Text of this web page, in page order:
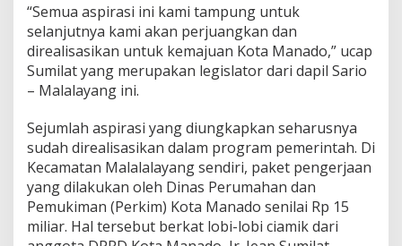
“Semua aspirasi ini kami tampung untuk
selanjutnya kami akan perjuangkan dan
direalisasikan untuk kemajuan Kota Manado,” ucap
Sumilat yang merupakan legislator dari dapil Sario
– Malalayang ini.
Sejumlah aspirasi yang diungkapkan seharusnya
sudah direalisasikan dalam program pemerintah. Di
Kecamatan Malalalayang sendiri, paket pengerjaan
yang dilakukan oleh Dinas Perumahan dan
Pemukiman (Perkim) Kota Manado senilai Rp 15
miliar. Hal tersebut berkat lobi-lobi ciamik dari